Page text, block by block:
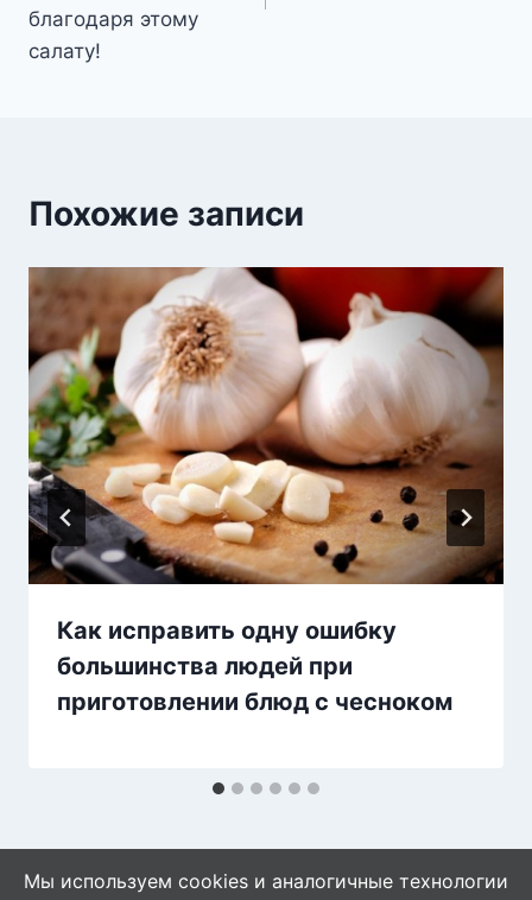
благодаря этому
салату!
Похожие записи
Как исправить одну ошибку
большинства людей при
приготовлении блюд с чесноком
Мы используем cookies и аналогичные технологии